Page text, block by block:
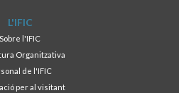
L'IFIC
Sobre l'IFIC
Organitzativa
de l'IFIC
per al visitant